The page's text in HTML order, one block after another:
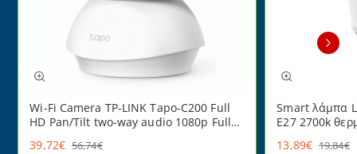
Wi-Fi Camera TP-LINK Tapo-C200 Full
HD Pan/Tilt two-way audio 1080p Full
39,72€ 56,74€
Smart λάμπα
E27 2700k
13,89€ 19,84€